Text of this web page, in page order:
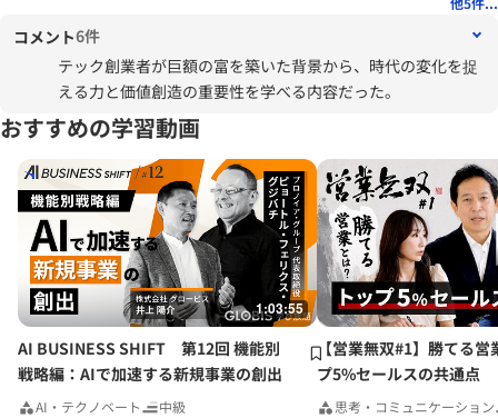
コメント6件
テック創業者が巨額の富を築いた背景から、時代の変化を捉
える力と価値創造の重要性を学べる内容だった。
おすすめの学習動画
1:03:55
AI BUSINESS SHIFT 第12回 機能別
戦略編：AIで加速する新規事業の創出
AI・テクノベート 中級
【営業無双#1】勝てる営
プ5%セールスの共通点
思考・コミュニケーション